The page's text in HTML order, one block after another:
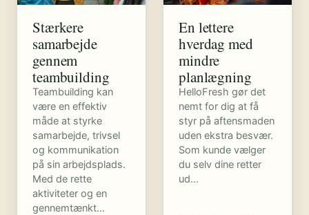
Stærkere
samarbejde
gennem
teambuilding
Teambuilding kan
være en effektiv
måde at styrke
samarbejde, trivsel
og kommunikation
på sin arbejdsplads.
Med de rette
aktiviteter og en
gennemtænkt…
En lettere
hverdag med
mindre
planlægning
HelloFresh gør det
nemt for dig at få
styr på aftensmaden
uden ekstra besvær.
Som kunde vælger
du selv dine retter
ud…